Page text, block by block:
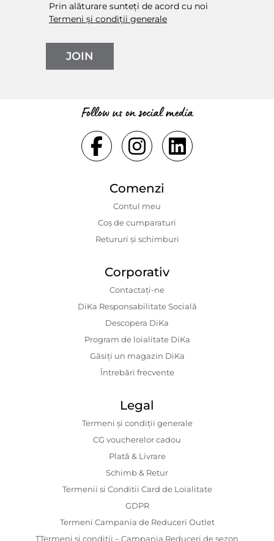
Prin alăturare sunteți de acord cu noi
Termeni și condiții generale
JOIN
Follow us on social media
Comenzi
Contul meu
Coș de cumparaturi
Retururi și schimburi
Corporativ
Contactaţi-ne
DiKa Responsabilitate Socială
Descopera DiKa
Program de loialitate DiKa
Găsiți un magazin DiKa
Întrebări frecvente
Legal
Termeni și condiții generale
CG voucherelor cadou
Plată & Livrare
Schimb & Retur
Termenii si Conditii Card de Loialitate
GDPR
Termeni Campania de Reduceri Outlet
TTermeni și condiții – Campania Reduceri de sezon